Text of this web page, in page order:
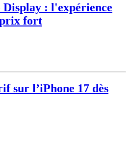
Display : l'expérience
prix fort
sur l’iPhone 17 dès